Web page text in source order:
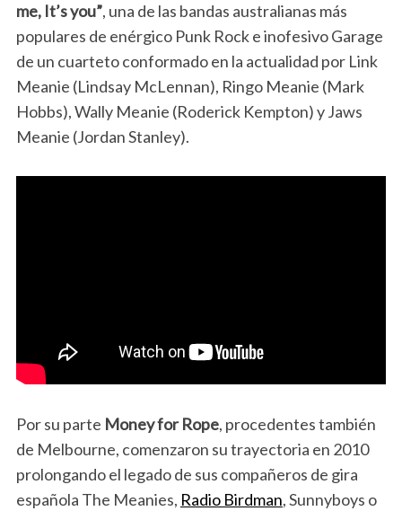
me, It’s you”, una de las bandas australianas más
populares de enérgico Punk Rock e inofesivo Garage
de un cuarteto conformado en la actualidad por Link
Meanie (Lindsay McLennan), Ringo Meanie (Mark
Hobbs), Wally Meanie (Roderick Kempton) y Jaws
Meanie (Jordan Stanley).
Por su parte Money for Rope, procedentes también
de Melbourne, comenzaron su trayectoria en 2010
prolongando el legado de sus compañeros de gira
española The Meanies, Radio Birdman, Sunnyboys o